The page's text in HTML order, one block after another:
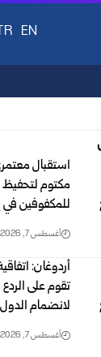
EN
استقبال
مكتوم لتحفيظ
للمكفوفين
أغسطس 7, 2026
أردوغان:
تقوم على
لانضمام
أغسطس 7, 2026